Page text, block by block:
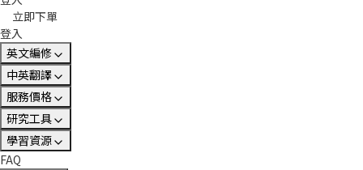
立即下單
登入
英文編修
中英翻譯
服務價格
研究工具
學習資源
FAQ